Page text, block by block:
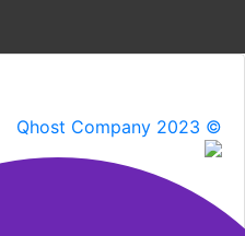
Qhost Company 2023 ©